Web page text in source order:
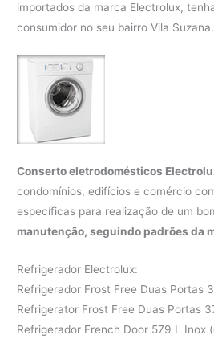
importados da marca Electrolux,
consumidor no seu bairro Vila Suzana.
Conserto eletrodomésticos
condomínios, edifícios e comércio
específicas para realização de um
manutenção, seguindo padrões da
Refrigerador Electrolux:
Refrigerador Frost Free Duas Portas
Refrigerator Frost Free Duas Portas
Refrigerador French Door 579 L Inox